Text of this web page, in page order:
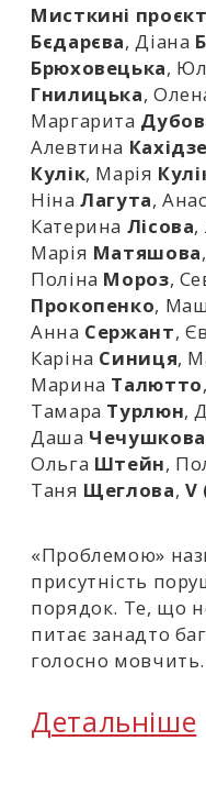
Мисткині
Бєдарєва, Діана
Брюховецька,
Гнилицька,
Маргарита
Алевтина Кахідзе
Кулік, Марія
НінаЛагута,
Катерина Лісова,
Марія Матяшова
Поліна Мороз,
Прокопенко,
Анна Сержант,
Каріна Синиця,
Марина Талютто
Тамара Турлюн,
Даша Чечушкова
Ольга Штейн,
Таня Щеглова, V
«Проблемою»
присутність
порядок. Те, що
питає занадто
голосно
на війні. Попри
Детальніше